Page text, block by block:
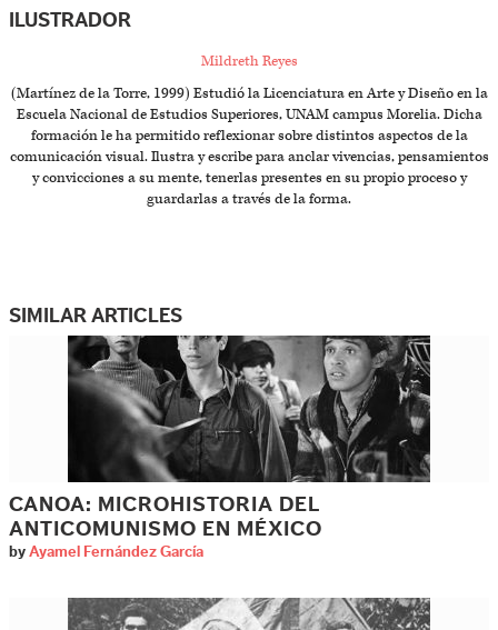
ILUSTRADOR
Mildreth Reyes
(Martínez de la Torre, 1999) Estudió la Licenciatura en Arte y Diseño en la
Escuela Nacional de Estudios Superiores, UNAM campus Morelia. Dicha
formación le ha permitido reflexionar sobre distintos aspectos de la
comunicación visual. Ilustra y escribe para anclar vivencias, pensamientos
y convicciones a su mente, tenerlas presentes en su propio proceso y
guardarlas a través de la forma.
SIMILAR ARTICLES
CANOA: MICROHISTORIA DEL
ANTICOMUNISMO EN MÉXICO
by Ayamel Fernández García